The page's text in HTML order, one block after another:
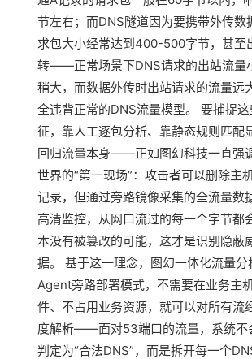
节左右；而DNS隧道因为要携带外传数
求包大小经常达到400-500字节，甚至
转——正常场景下DNS请求的出站流量
稍大，而数据外传时出站请求的流量远
全违背正常的DNS流量模型。 要捕捉
征，靠人工逐包分析、靠静态规则匹配
回归流量本身——正如图幻科技一直强
世界的“第一现场”：攻击者可以删除主
记录，但通过旁路镜像采集的全流量数
高清监控，从网口流过的每一个字节都
本没有被篡改的可能，这才是识别隐蔽
据。 基于这一理念，图幻一体化流量
Agent旁路部署模式，不需要在业务主
件、不占用业务资源，就可以对所有流
度解析——面对53端口的流量，系统不
判定为“合法DNS”，而是拆开每一个